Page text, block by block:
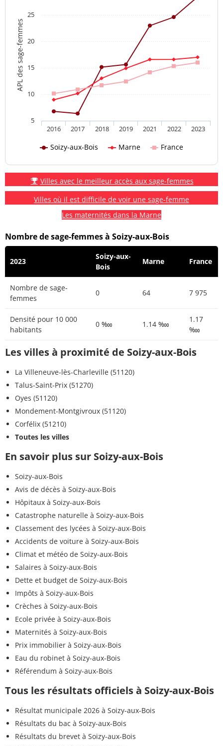
APL des sage-femmes
Soizy-aux-Bois Marne France
2016 2017 2018 2019 2021 2022 2023
5
10
15
20
25
Villes avec le meilleur accès aux sage-femmes
Villes où il est difficile de voir une sage-femme
Les maternités dans la Marne
Nombre de sage-femmes à Soizy-aux-Bois
2023
Soizy-aux-
Bois
Marne France
Nombre de sage-
femmes
0 64 7 975
Densité pour 10 000
habitants
0 ‱ 1.14 ‱
1.17
‱
Les villes à proximité de Soizy-aux-Bois
La Villeneuve-lès-Charleville (51120)
Talus-Saint-Prix (51270)
Oyes (51120)
Mondement-Montgivroux (51120)
Corfélix (51210)
Toutes les villes
En savoir plus sur Soizy-aux-Bois
Soizy-aux-Bois
Avis de décès à Soizy-aux-Bois
Hôpitaux à Soizy-aux-Bois
Catastrophe naturelle à Soizy-aux-Bois
Classement des lycées à Soizy-aux-Bois
Accidents de voiture à Soizy-aux-Bois
Climat et météo de Soizy-aux-Bois
Salaires à Soizy-aux-Bois
Dette et budget de Soizy-aux-Bois
Impôts à Soizy-aux-Bois
Crèches à Soizy-aux-Bois
Ecole privée à Soizy-aux-Bois
Maternités à Soizy-aux-Bois
Prix immobilier à Soizy-aux-Bois
Eau du robinet à Soizy-aux-Bois
Référendum à Soizy-aux-Bois
Tous les résultats officiels à Soizy-aux-Bois
Résultat municipale 2026 à Soizy-aux-Bois
Résultats du bac à Soizy-aux-Bois
Résultats du brevet à Soizy-aux-Bois